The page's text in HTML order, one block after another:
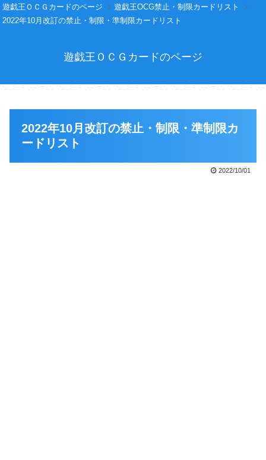
遊戯王ＯＣＧカードのページ
遊戯王OCG禁止・制限カードリスト
2022年10月改訂の禁止・制限・準制限カードリスト
遊戯王ＯＣＧカードのページ
2022年10月改訂の禁止・制限・準制限カ
ードリスト
2022/10/01